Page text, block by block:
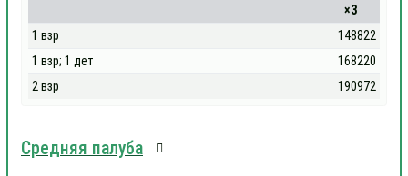
×3
1 взр
148822
1 взр; 1 дет
168220
2 взр
190972
Средняя палуба